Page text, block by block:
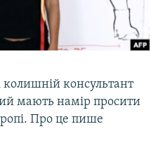
колишній консультант
мають намір просити
Про це пише